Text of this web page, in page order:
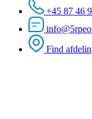
+45 87 46
Find